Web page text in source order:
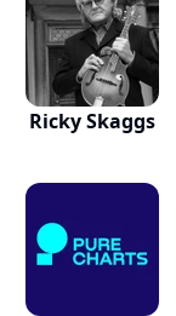
Ricky Skaggs